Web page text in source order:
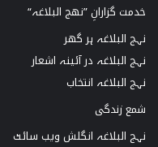
خدمت گزارانِ ”نھج البلاغہ“
نہج البلاغہ ہر گھر
نہج البلاغہ در آئینہ اشعار
نہج البلاغہ انتخاب
شمع زندگی
نہج البلاغہ انگلش ویب سائٹ